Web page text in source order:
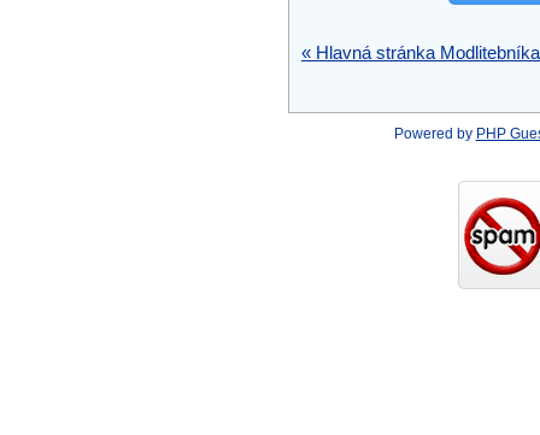
« Hlavná stránka Modlitebníka
Powered by PHP